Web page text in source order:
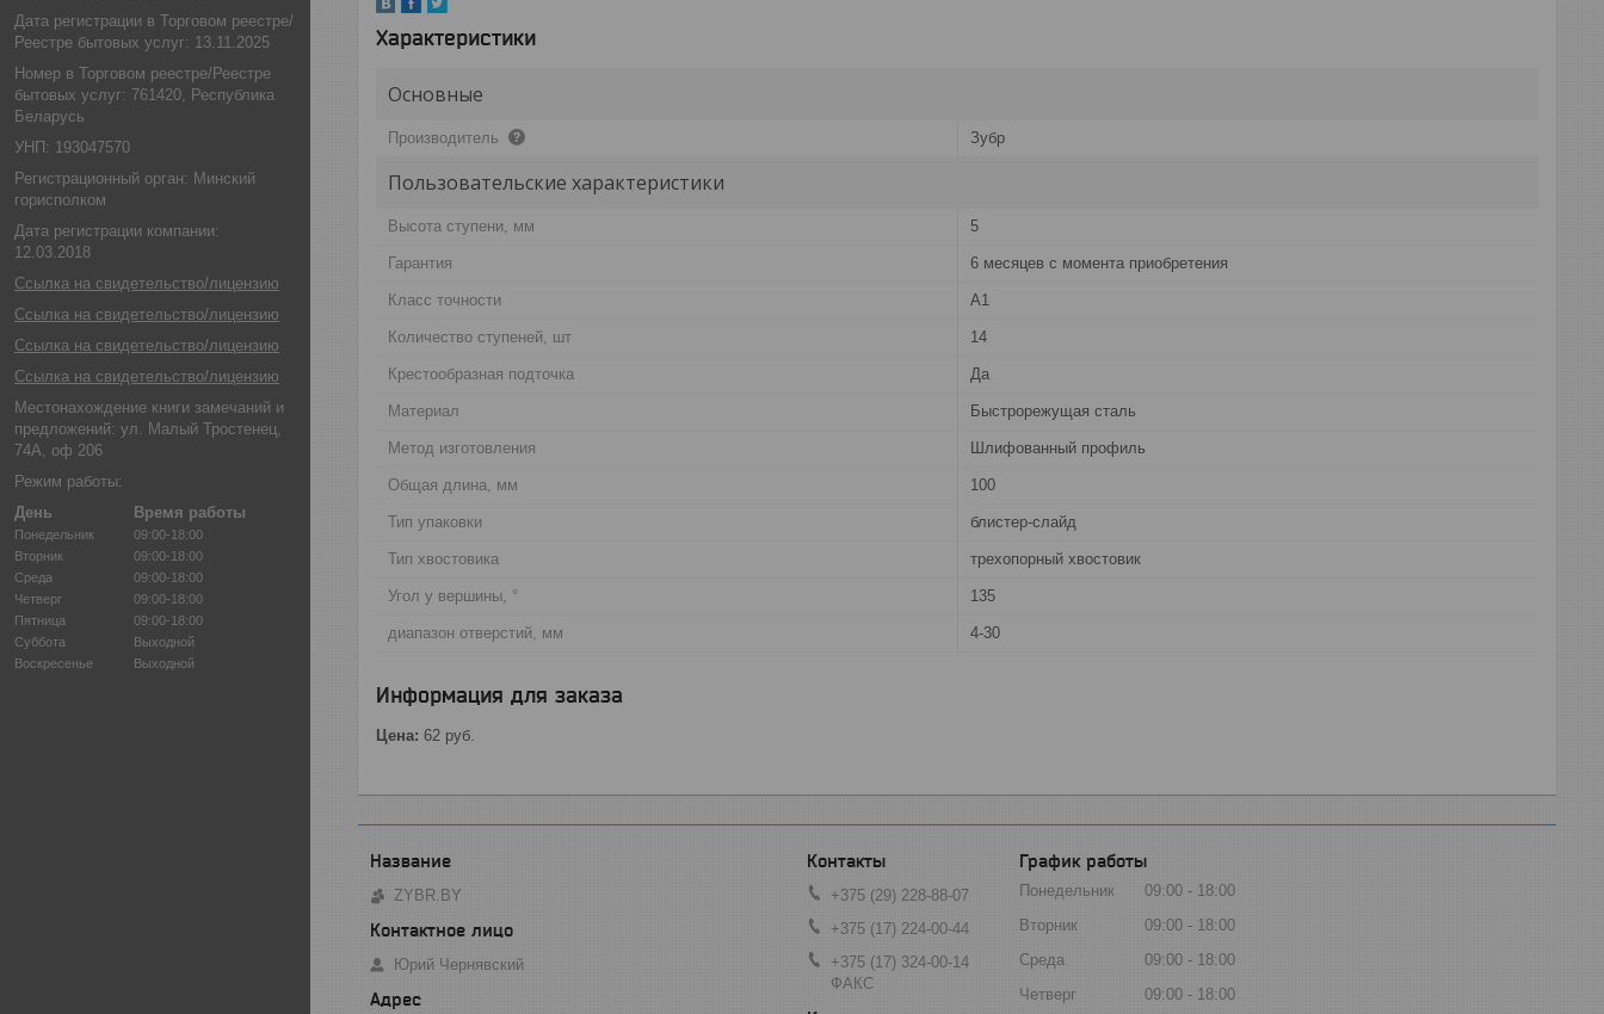
Дата регистрации в Торговом реестре/
Реестре бытовых услуг: 13.11.2025
Номер в Торговом реестре/Реестре
бытовых услуг: 761420, Республика
Беларусь
УНП: 193047570
Регистрационный орган: Минский
горисполком
Дата регистрации компании:
12.03.2018
Ссылка на свидетельство/лицензию
Ссылка на свидетельство/лицензию
Ссылка на свидетельство/лицензию
Ссылка на свидетельство/лицензию
Местонахождение книги замечаний и
предложений: ул. Малый Тростенец,
74А, оф 206
Режим работы:
День
Время работы
Понедельник
09:00-18:00
Вторник
09:00-18:00
Среда
09:00-18:00
Четверг
09:00-18:00
Пятница
09:00-18:00
Суббота
Выходной
Воскресенье
Выходной
Характеристики
Основные
Производитель Зубр
Пользовательские характеристики
Высота ступени, мм 5
Гарантия 6 месяцев с момента приобретения
Класс точности А1
Количество ступеней, шт 14
Крестообразная подточка Да
Материал Быстрорежущая сталь
Метод изготовления Шлифованный профиль
Общая длина, мм 100
Тип упаковки блистер-слайд
Тип хвостовика трехопорный хвостовик
Угол у вершины, ° 135
диапазон отверстий, мм 4-30
Информация для заказа
Цена: 62 руб.
ZYBR.BY
Юрий Чернявский
+375 (29) 228-88-07
+375 (17) 224-00-44
+375 (17) 324-00-14
ФАКС
График работы
Понедельник 09:00
18:00
Вторник
09:00
18:00
Среда
09:00
18:00
Четверг
09:00 18:00